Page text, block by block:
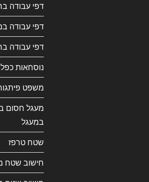
דפי עבודה
דפי עבודה
דפי עבודה
נוסחאות
משפט
מעגל חסום
במעגל
שטח טרפז
חישוב שטח